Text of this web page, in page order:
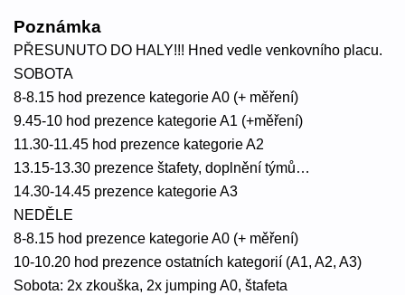
Poznámka
PŘESUNUTO DO HALY!!! Hned vedle venkovního placu.
SOBOTA
8-8.15 hod prezence kategorie A0 (+ měření)
9.45-10 hod prezence kategorie A1 (+měření)
11.30-11.45 hod prezence kategorie A2
13.15-13.30 prezence štafety, doplnění týmů…
14.30-14.45 prezence kategorie A3
NEDĚLE
8-8.15 hod prezence kategorie A0 (+ měření)
10-10.20 hod prezence ostatních kategorií (A1, A2, A3)
Sobota: 2x zkouška, 2x jumping A0, štafeta